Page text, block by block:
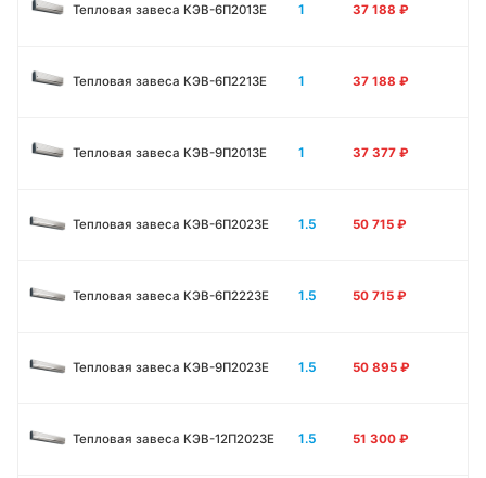
Тепловая завеса КЭВ-6П2013E 1 37 188 ₽
Тепловая завеса КЭВ-6П2213Е 1 37 188 ₽
Тепловая завеса КЭВ-9П2013E 1 37 377 ₽
Тепловая завеса КЭВ-6П2023E 1.5 50 715 ₽
Тепловая завеса КЭВ-6П2223E 1.5 50 715 ₽
Тепловая завеса КЭВ-9П2023E 1.5 50 895 ₽
Тепловая завеса КЭВ-12П2023E 1.5 51 300 ₽